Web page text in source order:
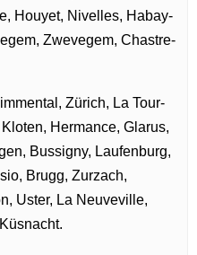
Houyet, Nivelles, Habay-
Zwevegem, Chastre-
Zürich, La Tour-
Hermance, Glarus,
Bussigny, Laufenburg,
Brugg, Zurzach,
Uster, La Neuveville,